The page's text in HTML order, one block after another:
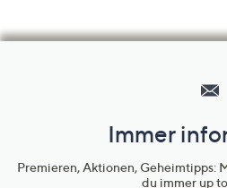
Immer
Premieren, Aktionen, Geheimtipps:
du immer up